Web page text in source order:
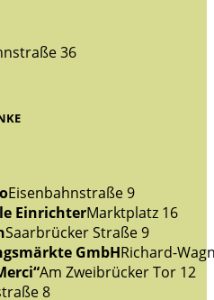
36
Eisenbahnstraße 9
EinrichterMarktplatz 16
Saarbrücker Straße 9
GmbHRichard-
Am Zweibrücker Tor 12
8